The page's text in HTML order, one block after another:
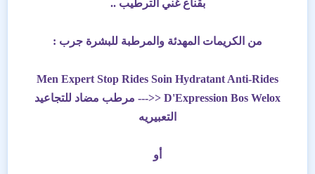
بقناع غني الترطيب ..
من الكريمات المهدئة والمرطبة للبشرة جرب :
Men Expert Stop Rides Soin Hydratant Anti-Rides
D'Expression Bos Welox <<--- مرطب مضاد للتجاعيد
التعبيريه
أو